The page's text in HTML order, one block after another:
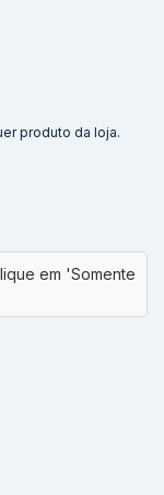
produto da loja.